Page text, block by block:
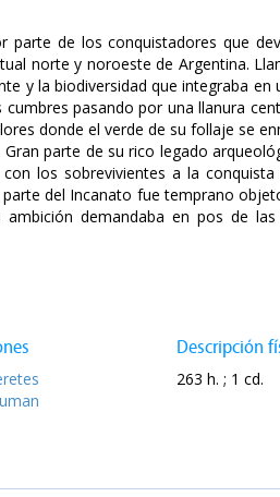
de los conquistadores que
norte y noroeste de Argentina.
y la biodiversidad que integraba en
pasando por una llanura
donde el verde de su follaje se
parte de su rico legado
los sobrevivientes a la conquista
del Incanato fue temprano
demandaba en pos de las
Descripción
263 h. ; 1 cd.